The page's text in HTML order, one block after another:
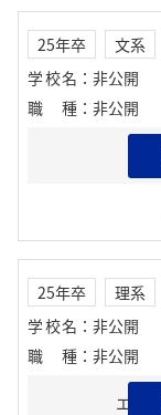
25年卒 文系
学校名 ： 非公開
職種 ： 非公開
25年卒 理系
学校名 ： 非公開
職種 ： 非公開
エン